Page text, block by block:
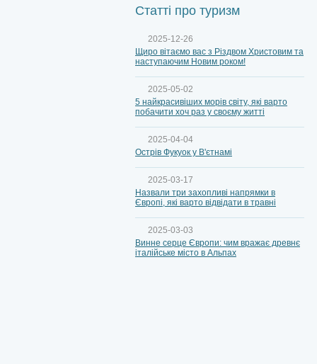
Статті про туризм
2025-12-26
Щиро вітаємо вас з Різдвом Христовим та
наступаючим Новим роком!
2025-05-02
5 найкрасивіших морів світу, які варто
побачити хоч раз у своєму житті
2025-04-04
Острів Фукуок у В'єтнамі
2025-03-17
Назвали три захопливі напрямки в
Європі, які варто відвідати в травні
2025-03-03
Винне серце Європи: чим вражає древнє
італійське місто в Альпах